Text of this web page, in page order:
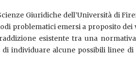
Giuridiche dell’Università di
problematici emersi a proposito dei
esistente tra una
individuare alcune possibili linee